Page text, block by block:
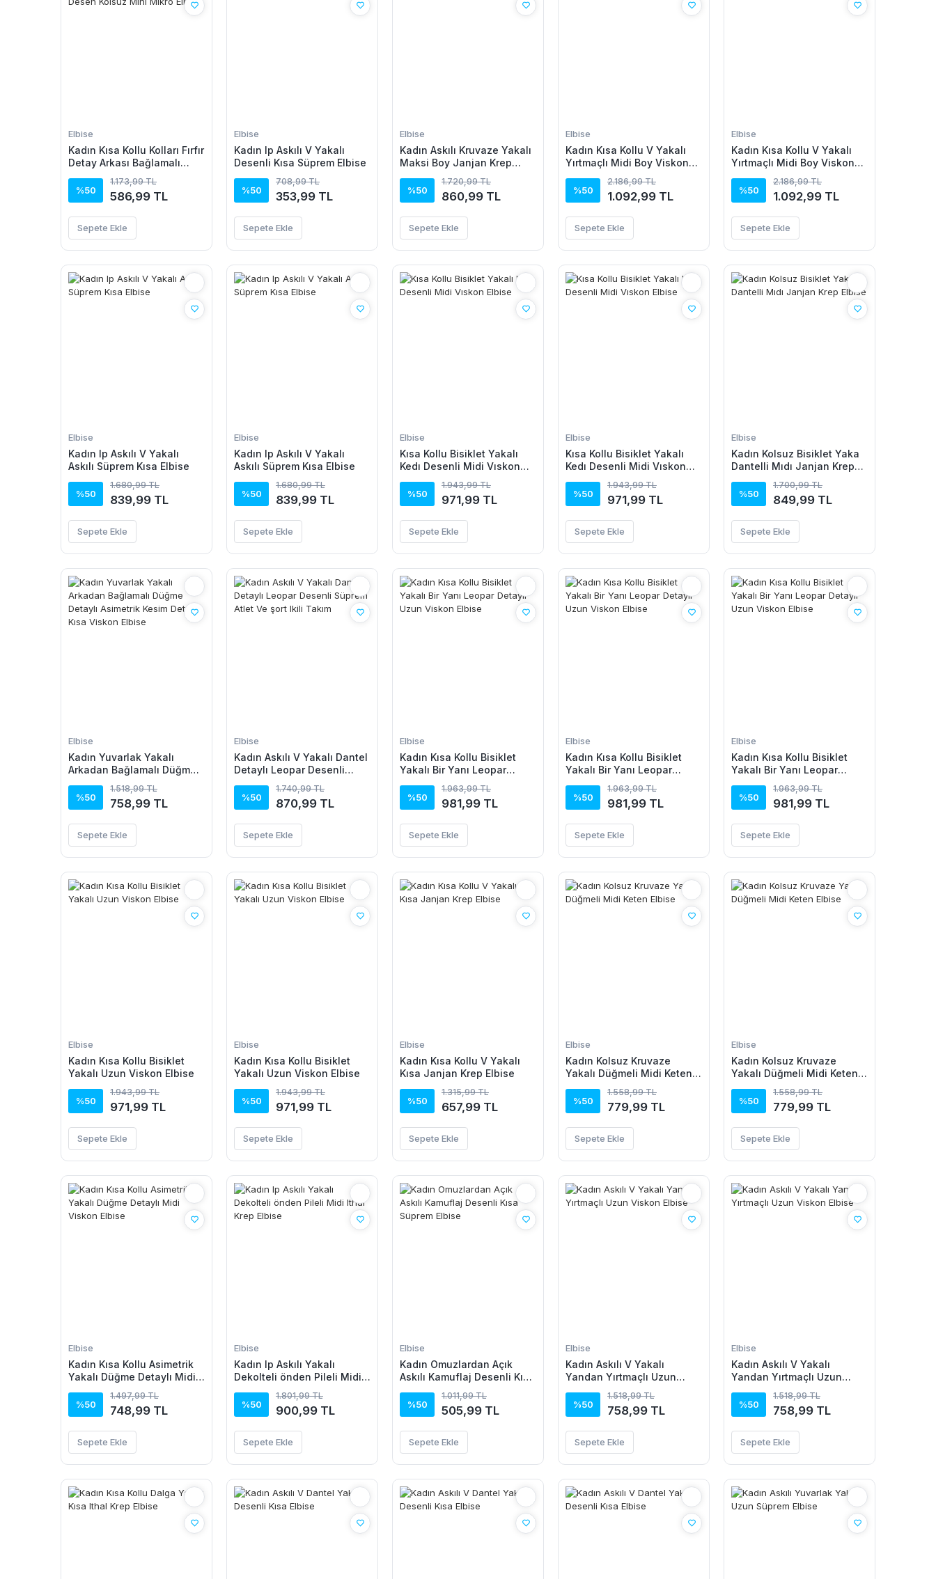
Elbise
Kadın Kısa Kollu Kolları Fırfır
Detay Arkası Bağlamalı
Mikro Elbise
%50
1.173,99 TL
586,99 TL
Sepete Ekle
Elbise
Kadın Ip Askılı V Yakalı
Desenli Kısa Süprem Elbise
%50
708,99 TL
353,99 TL
Sepete Ekle
Elbise
Kadın Askılı Kruvaze Yakalı
Maksi Boy Janjan Krep
%50
1.720,99 TL
860,99 TL
Sepete Ekle
Elbise
Kadın Kısa Kollu V Yakalı
Yırtmaçlı Midi Boy Viskon
%50
2.186,99 TL
1.092,99 TL
Sepete Ekle
Elbise
Kadın Kısa Kollu V Yakalı
Yırtmaçlı Midi Boy Viskon
%50
2.186,99 TL
1.092,99 TL
Sepete Ekle
Elbise
Kadın Ip Askılı V Yakalı
Askılı Süprem Kısa Elbise
%50
1.680,99 TL
839,99 TL
Sepete Ekle
Elbise
Kadın Ip Askılı V Yakalı
Askılı Süprem Kısa Elbise
%50
1.680,99 TL
839,99 TL
Sepete Ekle
Elbise
Kısa Kollu Bisiklet Yakalı
Kedı Desenli Midi Vıskon
%50
1.943,99 TL
971,99 TL
Sepete Ekle
Elbise
Kısa Kollu Bisiklet Yakalı
Kedı Desenli Midi Vıskon
%50
1.943,99 TL
971,99 TL
Sepete Ekle
Elbise
Kadın Kolsuz Bisiklet Yaka
Dantelli Mıdı Janjan Krep
%50
1.700,99 TL
849,99 TL
Sepete Ekle
Elbise
Kadın Yuvarlak Yakalı
Arkadan Bağlamalı Düğme
Detaylı Kısa Viskon Elbise
%50
1.518,99 TL
758,99 TL
Sepete Ekle
Elbise
Kadın Askılı V Yakalı Dantel
Detaylı Leopar Desenli
Takım
%50
1.740,99 TL
870,99 TL
Sepete Ekle
Elbise
Kadın Kısa Kollu Bisiklet
Yakalı Bir Yanı Leopar
%50
1.963,99 TL
981,99 TL
Sepete Ekle
Elbise
Kadın Kısa Kollu Bisiklet
Yakalı Bir Yanı Leopar
%50
1.963,99 TL
981,99 TL
Sepete Ekle
Elbise
Kadın Kısa Kollu Bisiklet
Yakalı Bir Yanı Leopar
%50
1.963,99 TL
981,99 TL
Sepete Ekle
Elbise
Kadın Kısa Kollu Bisiklet
Yakalı Uzun Viskon Elbise
%50
1.943,99 TL
971,99 TL
Sepete Ekle
Elbise
Kadın Kısa Kollu Bisiklet
Yakalı Uzun Viskon Elbise
%50
1.943,99 TL
971,99 TL
Sepete Ekle
Elbise
Kadın Kısa Kollu V Yakalı
Kısa Janjan Krep Elbise
%50
1.315,99 TL
657,99 TL
Sepete Ekle
Elbise
Kadın Kolsuz Kruvaze
Yakalı Düğmeli Midi Keten
%50
1.558,99 TL
779,99 TL
Sepete Ekle
Elbise
Kadın Kolsuz Kruvaze
Yakalı Düğmeli Midi Keten
%50
1.558,99 TL
779,99 TL
Sepete Ekle
Elbise
Kadın Kısa Kollu Asimetrik
Yakalı Düğme Detaylı Midi
%50
1.497,99 TL
748,99 TL
Sepete Ekle
Elbise
Kadın Ip Askılı Yakalı
Dekolteli önden Pileli Midi
%50
1.801,99 TL
900,99 TL
Sepete Ekle
Elbise
Kadın Omuzlardan Açık
Askılı Kamuflaj Desenli Kısa
%50
1.011,99 TL
505,99 TL
Sepete Ekle
Elbise
Kadın Askılı V Yakalı
Yandan Yırtmaçlı Uzun
%50
1.518,99 TL
758,99 TL
Sepete Ekle
Elbise
Kadın Askılı V Yakalı
Yandan Yırtmaçlı Uzun
%50
1.518,99 TL
758,99 TL
Sepete Ekle